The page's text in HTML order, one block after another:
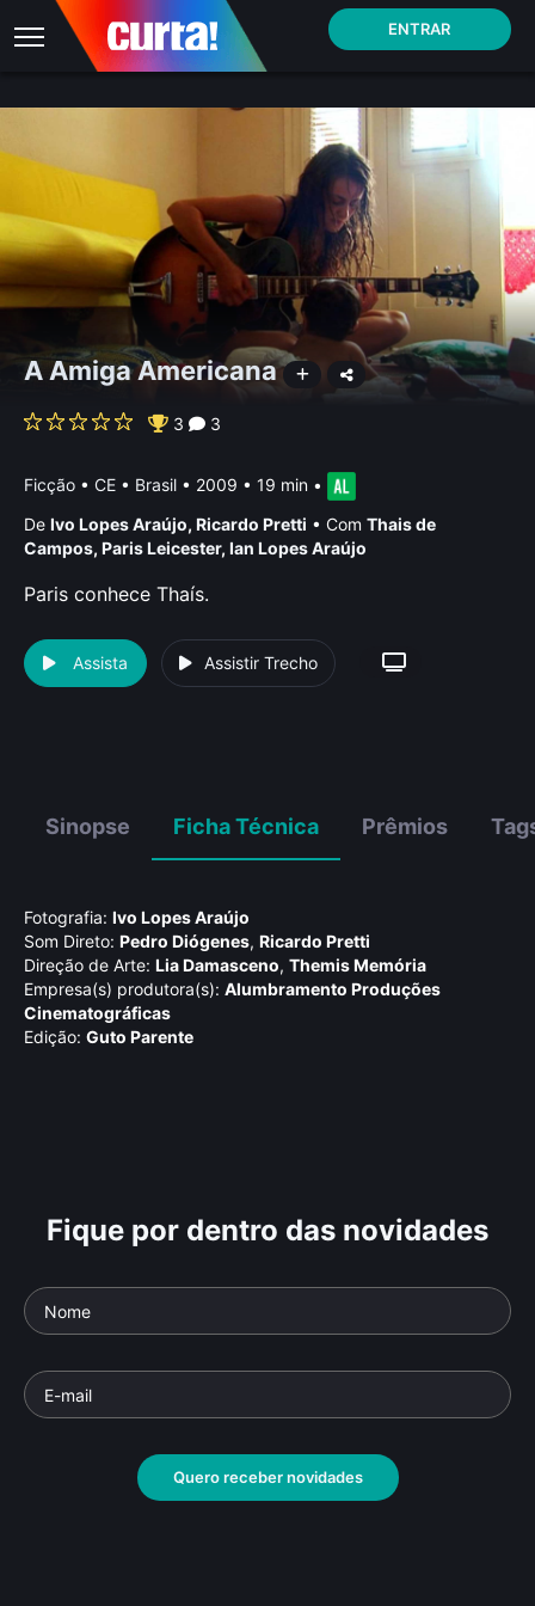
ENTRAR
A Amiga Americana
3 3
Ficção • CE • Brasil • 2009 • 19 min •
De Ivo Lopes Araújo, Ricardo Pretti • Com Thais de
Campos, Paris Leicester, Ian Lopes Araújo
Paris conhece Thaís.
Assista Assistir Trecho
Sinopse Ficha Técnica Prêmios
Fotografia: Ivo Lopes Araújo
Som Direto: Pedro Diógenes, Ricardo Pretti
Direção de Arte: Lia Damasceno, Themis Memória
Empresa(s) produtora(s): Alumbramento Produções
Cinematográficas
Edição: Guto Parente
Fique por dentro das novidades
Quero receber novidades